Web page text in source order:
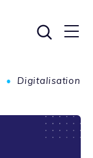
•
Digitalisation